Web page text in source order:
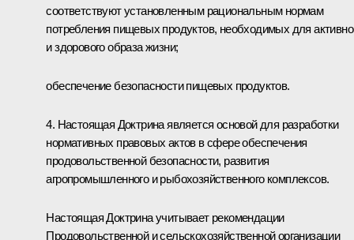
соответствуют установленным рациональным нормам
потребления пищевых продуктов, необходимых для
и здорового образа жизни;
обеспечение безопасности пищевых продуктов.
4. Настоящая Доктрина является основой для разработки
нормативных правовых актов в сфере обеспечения
продовольственной безопасности, развития
агропромышленного и рыбохозяйственного комплексов.
Настоящая Доктрина учитывает рекомендации
Продовольственной и сельскохозяйственной организации